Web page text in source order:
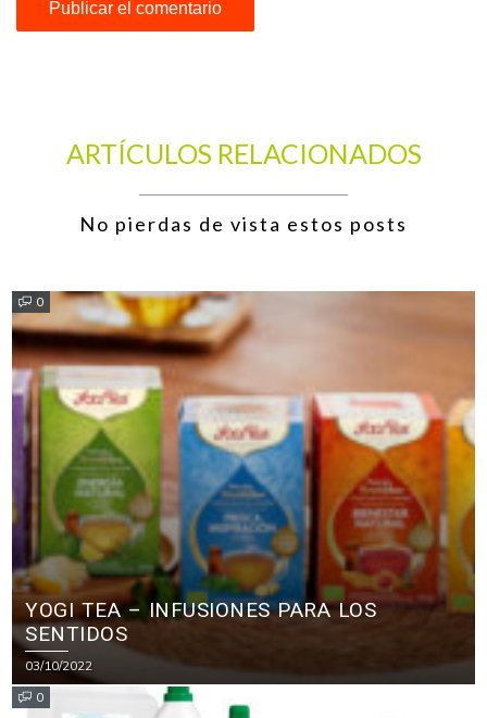
ARTÍCULOS RELACIONADOS
No pierdas de vista estos posts
0
YOGI TEA – INFUSIONES PARA LOS
SENTIDOS
03/10/2022
0